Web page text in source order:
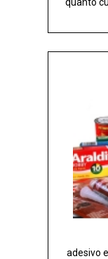
adesivo